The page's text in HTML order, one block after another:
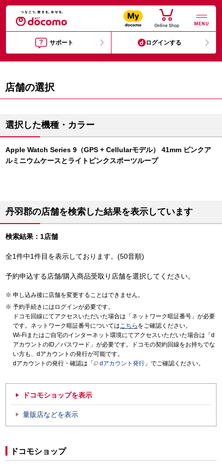
MENU
サポート ログインする
店舗の選択
選択した機種・カラー
Apple Watch Series 9（GPS + Cellularモデル） 41mm ピンクア
ルミニウムケースとライトピンクスポーツループ
丹羽郡の店舗を検索した結果を表示しています
検索結果：1店舗
全1件中1件目を表示しております。(50音順)
予約申込する店舗/購入商品受取り店舗を選択してください。
申し込み後に店舗を変更することはできません。
予約手続きにはログインが必要です。
ドコモ回線にてアクセスいただいた場合は「ネットワーク暗証番号」が必要
です。ネットワーク暗証番号についてはこちら をご確認ください。
Wi-Fiまたはご自宅のインターネット環境にてアクセスいただいた場合は「d
アカウントのID／パスワード」が必要です。ドコモの契約回線をお持ちでな
い方も、dアカウントの発行が可能です。
dアカウントの発行・確認は「
dアカウント発行 」でご確認ください。
ドコモショップを表示
量販店などを表示
ドコモショップ